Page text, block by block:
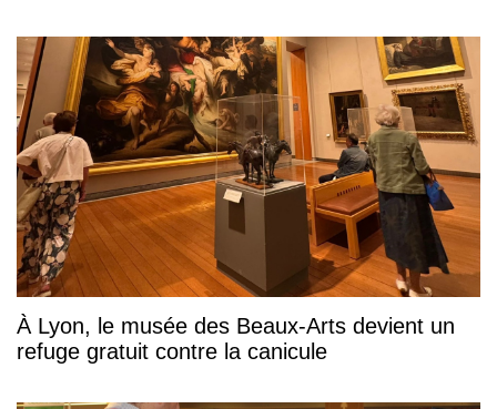
À Lyon, le musée des Beaux-Arts devient un
refuge gratuit contre la canicule